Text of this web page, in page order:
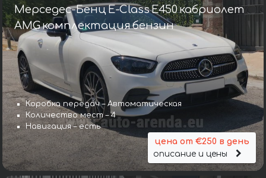
Мерседес-Бенц E-Class E450 кабриолет
AMG комплектация бензин
Коробка передач – Автоматическая
Количество мест – 4
Навигация – есть
цена от €250 в день
описание и цены